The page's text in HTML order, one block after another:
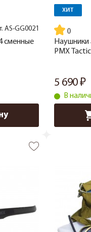
AS-GG0021
сменные
ХИТ
Наушники
PMX
5 690
В